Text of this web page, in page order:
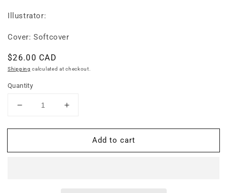
Illustrator:
Cover: Softcover
Regular
price
$26.00 CAD
Shipping calculated at checkout.
Quantity
Decrease
for
đổi
Increase
for
đổi
Add to cart